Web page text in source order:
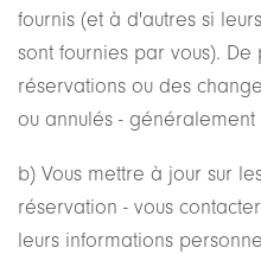
fournis (et à d'autres si
sont fournies par vous).
réservations ou des
ou annulés -
b) Vous mettre à jour sur
réservation - vous
leurs informations